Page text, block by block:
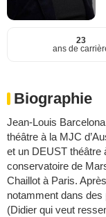
23
ans de
Biographie
Jean-Louis
théâtre à la MJC
et un DEUST théâtre
conservatoire de
Chaillot à Paris.
notamment dans
(Didier qui veut